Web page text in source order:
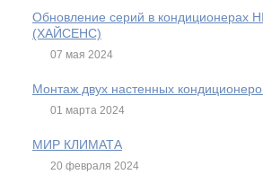
Обновление серий в кондиционерах
(ХАЙСЕНС)
07 мая 2024
Монтаж двух настенных
01 марта 2024
МИР КЛИМАТА
20 февраля 2024